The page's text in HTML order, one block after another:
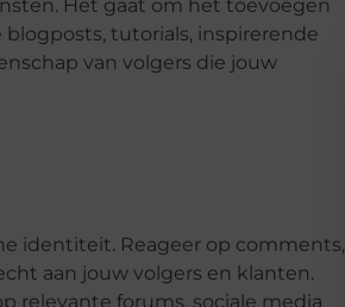
Het gaat om het toevoegen
tutorials, inspirerende
van volgers die jouw
identiteit. Reageer op comments,
aan jouw volgers en klanten.
relevante forums, sociale media